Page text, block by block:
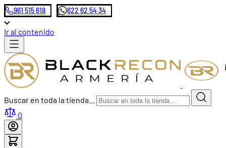
961 515 618 622 62 54 34
Ir al contenido
Buscar en toda la tienda...
0